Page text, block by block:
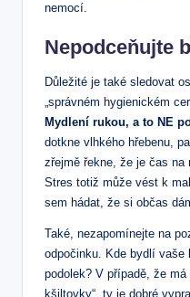
nemocí.
Nepodceňujte
Důležité je také sledovat
„správném hygienickém
Mydlení rukou, a to NE
dotkne vlhkého hřebenu,
zřejmě řekne, že je čas na
Stres totiž může vést k
sem hádat, že si občas
Také, nezapomínejte na
odpočinku. Kde bydlí vaše
podolek? V případě, že
kšiltovky“, ty je dobré